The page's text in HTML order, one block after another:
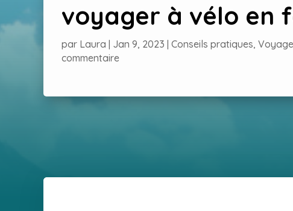
voyager à vélo en
par Laura Jan 9, 2023 Conseils pratiques,
commentaire